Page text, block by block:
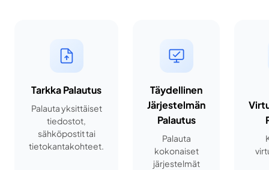
Tarkka Palautus
Palauta yksittäiset
tiedostot,
sähköpostit tai
tietokantakohteet.
Täydellinen
Järjestelmän
Palautus
Palauta
kokonaiset
järjestelmät